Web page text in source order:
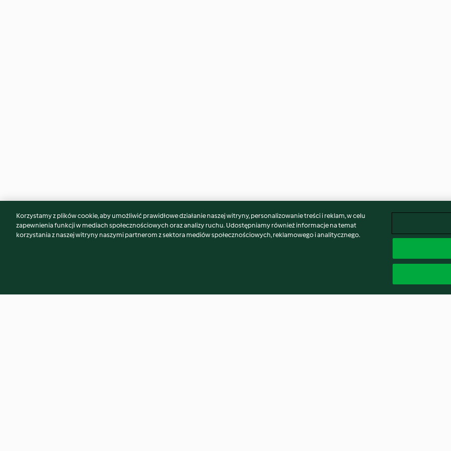
Może spodoba Ci się również...
Korzystamy z plików cookie, aby umożliwić prawidłowe działanie naszej witryny, personalizowanie treści i reklam, w celu
zapewnienia funkcji w mediach społecznościowych oraz analizy ruchu. Udostępniamy również informacje na temat
korzystania z naszej witryny naszymi partnerom z sektora mediów społecznościowych, reklamowego i analitycznego.